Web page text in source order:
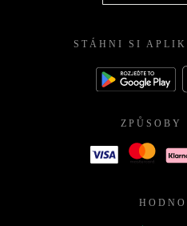
STÁHNI SI
ZPŮSOBY